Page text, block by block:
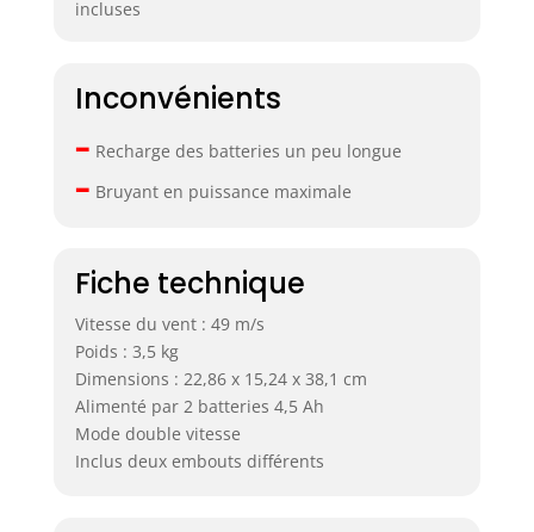
incluses
Inconvénients
– Recharge des batteries un peu longue
– Bruyant en puissance maximale
Fiche technique
Vitesse du vent : 49 m/s
Poids : 3,5 kg
Dimensions : 22,86 x 15,24 x 38,1 cm
Alimenté par 2 batteries 4,5 Ah
Mode double vitesse
Inclus deux embouts différents